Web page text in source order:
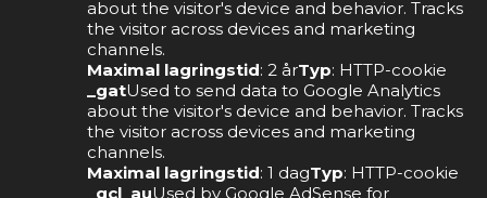
about the visitor's device and behavior. Tracks
the visitor across devices and marketing
channels.
Maximal lagringstid: 2 årTyp: HTTP-cookie
_gatUsed to send data to Google Analytics
about the visitor's device and behavior. Tracks
the visitor across devices and marketing
channels.
Maximal lagringstid: 1 dagTyp: HTTP-cookie
_gcl_auUsed by Google AdSense for